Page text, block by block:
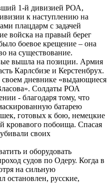
1-й дивизией РОА,
к наступлению на
плацдарм с задачей
войска на правый берег
боевое крещение – она
на существование.
вышла на позиции. Армия
Карлсбизе и Керстенбрух.
своем дневнике «выдающиеся
Солдаты РОА
- благодаря тому, что
батарею
готовых к бою, немецкие
кровавого побоища. Спасая
своих
и оборудовать
судов по Одеру. Когда в
на сильную
остановлен, русские,